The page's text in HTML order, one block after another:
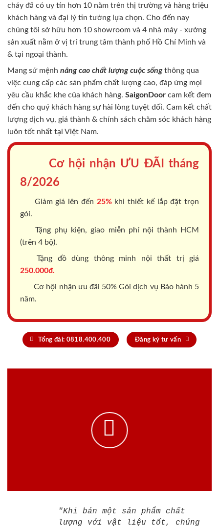
cháy đã có uy tín hơn 10 năm trên thị trường và hàng triệu
khách hàng và đại lý tin tưởng lựa chọn. Cho đến nay
chúng tôi sở hữu hơn 10 showroom và 4 nhà máy - xưởng
sản xuất nằm ở vị trí trung tâm thành phố Hồ Chí Minh và
& tại ngoại thành.
Mang sứ mệnh nâng cao chất lượng cuộc sốngthông qua
việc cung cấp các sản phẩm chất lượng cao, đáp ứng mọi
yêu cầu khắc khe của khách hàng. SaigonDoor cam kết đem
đến cho quý khách hàng sự hài lòng tuyệt đối. Cam kết chất
lượng dịch vụ, giá thành & chính sách chăm sóc khách hàng
luôn tốt nhất tại Việt Nam.
Cơ hội nhận ƯU ĐÃI tháng
8/2026
Giảm giá lên đến 25%khi thiết kế lắp đặt trọn
gói.
Tặng phụ kiện, giao miễn phí nội thành HCM
(trên 4 bộ).
Tặng đồ dùng thông minh nội thất trị giá
250.000đ.
Cơ hội nhận ưu đãi 50% Gói dịch vụ Bảo hành 5
năm.
Tổng đài: 0818.400.400 Đăng ký tư vấn
"Khi bán một sản phẩm chất
lượng với vật liệu tốt, chúng